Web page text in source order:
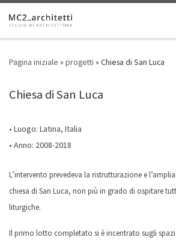
Skip to content
Pagina iniziale » progetti » Chiesa di San Luca
Chiesa di San Luca
• Luogo: Latina, Italia
• Anno: 2008-2018
L’intervento prevedeva la ristrutturazione e
chiesa di San Luca, non più in grado di ospitare
liturgiche.
Il primo lotto completato si è incentrato sugli